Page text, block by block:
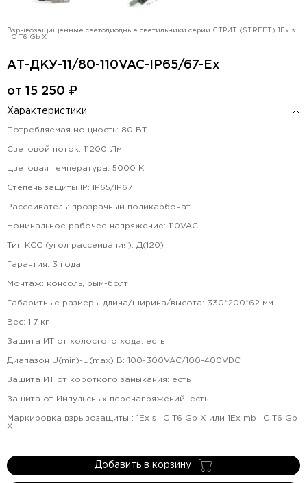
Взрывозащищенные светодиодные светильники серии СТРИТ (STREET) 1Ex s
IIC T6 Gb X
АТ-ДКУ-11/80-110VAC-IP65/67-Ex
от 15 250 ₽
Характеристики
Потребляемая мощность: 80 ВТ
Световой поток: 11200 Лм
Цветовая температура: 5000 К
Степень защиты IP: IP65/IP67
Рассеиватель: прозрачный поликарбонат
Номинальное рабочее напряжение: 110VAC
Тип КСС (угол рассеивания): Д(120)
Гарантия: 3 года
Монтаж: консоль, рым-болт
Габаритные размеры длина/ширина/высота: 330*200*62 мм
Вес: 1.7 кг
Защита ИТ от холостого хода: есть
Диапазон U(min)-U(max) В: 100-300VAC/100-400VDC
Защита ИТ от короткого замыкания: есть
Защита от Импульсных перенапряжений: есть
Маркировка взрывозащиты : 1Ex s IIC T6 Gb X или 1Ex mb IIC T6 Gb
X
Добавить в корзину